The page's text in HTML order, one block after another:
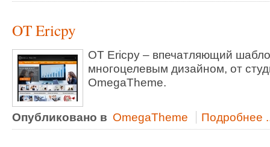
OT Ericpy
OT Ericpy – впечатляющий
многоцелевым дизайном, от
OmegaTheme.
Опубликовано в OmegaTheme Подробнее